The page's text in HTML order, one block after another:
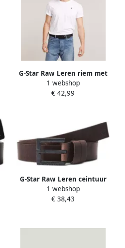
G-Star Raw Leren riem met
doornsluiting model 'New
duko'
1 webshop
€ 42,99
G-Star Raw Leren ceintuur
met doornsluiting
1 webshop
€ 38,43